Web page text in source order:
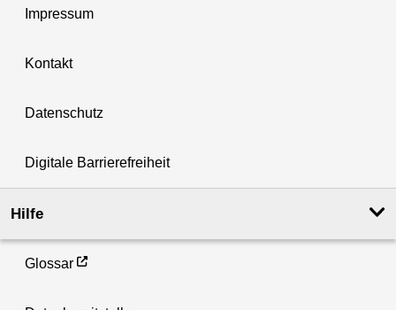
Impressum
Kontakt
Datenschutz
Digitale Barrierefreiheit
Hilfe
Glossar